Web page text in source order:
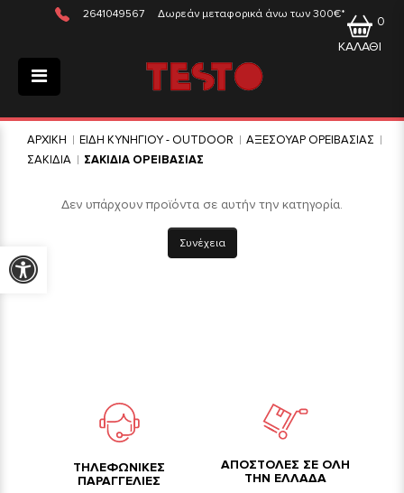
2641049567 Δωρεάν μεταφορικά άνω των 300€*
ΚΑΛΑΘΙ
0
ΑΡΧΙΚΗ ΕΙΔΗ ΚΥΝΗΓΙΟΥ - OUTDOOR
ΑΞΕΣΟΥΑΡ ΟΡΕΙΒΑΣΙΑΣ
ΣΑΚΙΔΙΑ
ΣΑΚΙΔΙΑ ΟΡΕΙΒΑΣΙΑΣ
Δεν υπάρχουν προϊόντα σε αυτήν την κατηγορία.
Συνέχεια
TΗΛΕΦΩΝΙΚΕΣ
ΠΑΡΑΓΓΕΛΙΕΣ
ΑΠΟΣΤΟΛΕΣ ΣΕ ΟΛΗ
ΤΗΝ ΕΛΛΑΔΑ
Προσβασιμότητα